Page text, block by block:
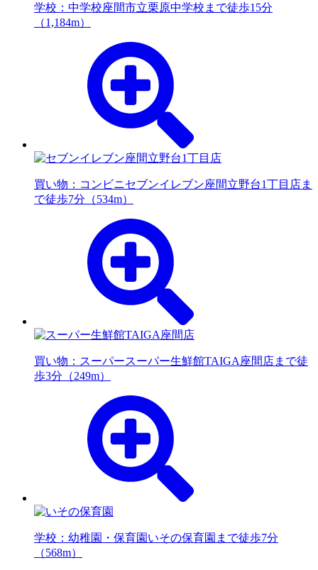
学校：中学校座間市立栗原中学校まで徒歩15分
（1,184m）
買い物：コンビニセブンイレブン座間立野台1丁目店ま
で徒歩7分（534m）
買い物：スーパースーパー生鮮館TAIGA座間店まで徒
歩3分（249m）
学校：幼稚園・保育園 いその保育園まで徒歩7分
（568m）